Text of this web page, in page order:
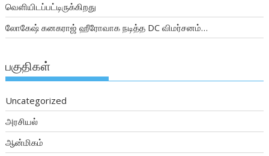
வெளியிடப்பட்டிருக்கிறது
லோகேஷ் கனகராஜ் ஹீரோவாக நடித்த DC விமர்சனம்…
பகுதிகள்
Uncategorized
அரசியல்
ஆன்மிகம்